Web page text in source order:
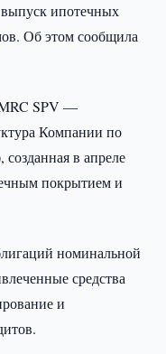
выпуск ипотечных
Об этом сообщила
SPV —
Компании по
в апреле
покрытием и
номинальной
средства
и